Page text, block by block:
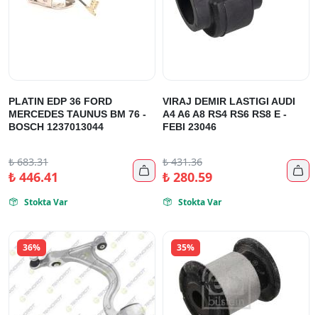
PLATIN EDP 36 FORD
MERCEDES TAUNUS BM 76 -
BOSCH 1237013044
₺683.31
₺446.41 
 Stokta Var
VIRAJ DEMIR LASTIGI AUDI
A4 A6 A8 RS4 RS6 RS8 E -
FEBI 23046
₺431.36
₺280.59 
 Stokta Var
36% 35%